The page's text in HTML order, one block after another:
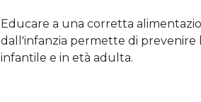
Educare a una corretta
dall'infanzia permette di prevenire
infantile e in età adulta.